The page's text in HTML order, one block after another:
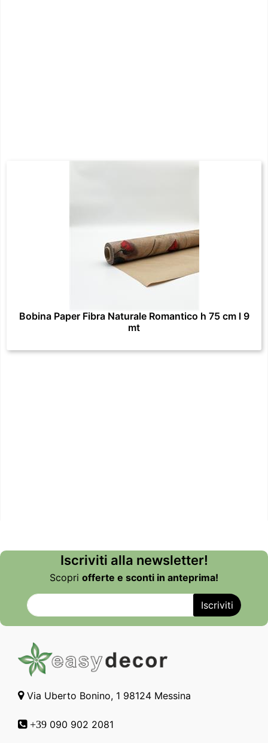
Bobina Paper Fibra Naturale Romantico h 75 cm l 9
mt
Iscriviti alla newsletter!
Scopri offerte e sconti in anteprima!
Via Uberto Bonino, 1 98124 Messina
+39 090 902 2081